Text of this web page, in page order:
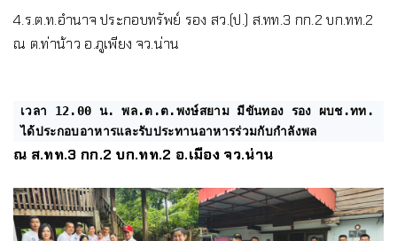
4.ร.ต.ท.อำนาจ ประกอบทรัพย์ รอง สว.(ป.) ส.ทท.3 กก.2 บก.ทท.2
ณ ต.ท่าน้าว อ.ภูเพียง จว.น่าน
เวลา 12.00 น. พล.ต.ต.พงษ์สยาม มีขันทอง รอง ผบช.ทท.
ได้ประกอบอาหารและรับประทานอาหารร่วมกับกำลังพล
ณ ส.ทท.3 กก.2 บก.ทท.2 อ.เมือง จว.น่าน